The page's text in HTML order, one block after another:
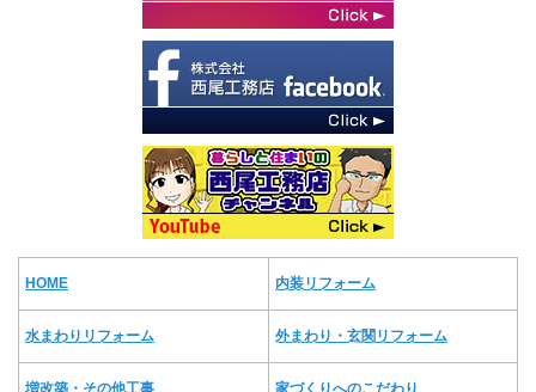
HOME 内装リフォーム
水まわりリフォーム 外まわり・玄関リフォーム
増改築・その他工事 家づくりへのこだわり